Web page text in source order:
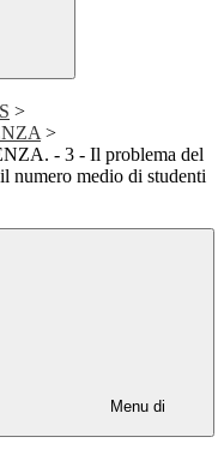
>
>
- 3 - Il problema del
numero medio di studenti
Menu di